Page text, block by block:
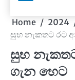
Home 2024
සුභ නැකතට රට
සුභ
ගැන හෙට